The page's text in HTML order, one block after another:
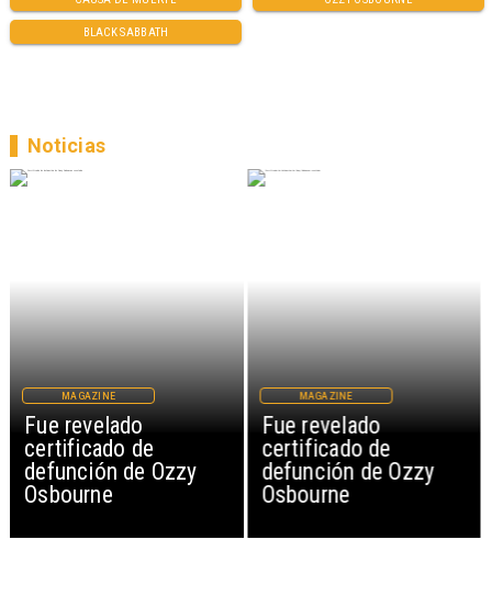
BLACK SABBATH
Fue revelado
certificado de
defunción de Ozzy
Osbourne
MAGAZINE
Fue revelado
certificado de
defunción de Ozzy
Osbourne
MAGAZINE
Noticias